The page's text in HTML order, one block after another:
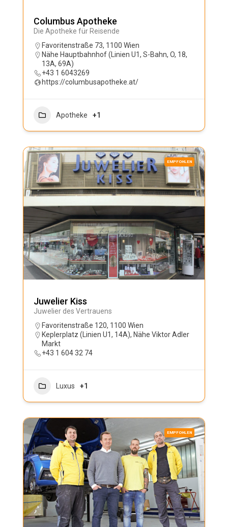
Columbus Apotheke
Die Apotheke für Reisende
Favoritenstraße 73, 1100 Wien
Nähe Hauptbahnhof (Linien U1, S-Bahn, O, 18,
13A, 69A)
+43 1 6043269
https://columbusapotheke.at/
Apotheke +1
EMPFOHLEN
Juwelier Kiss
Juwelier des Vertrauens
Favoritenstraße 120, 1100 Wien
Keplerplatz (Linien U1, 14A), Nähe Viktor Adler
Markt
+43 1 604 32 74
Luxus +1
EMPFOHLEN